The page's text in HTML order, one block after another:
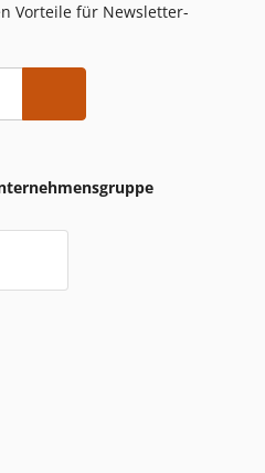
Vorteile für Newsletter-